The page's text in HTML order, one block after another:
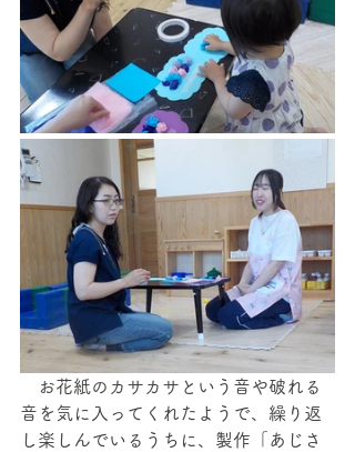
お花紙のカサカサという音や破れる
音を気に入ってくれたようで、繰り返
し楽しんでいるうちに、製作「あじさ